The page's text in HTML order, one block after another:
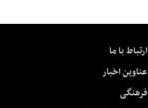
ارتباط با ما
عناوین اخبار
فرهنگی